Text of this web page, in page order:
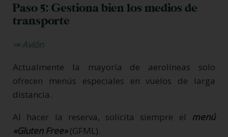
Paso 5: Gestiona bien los medios de
transporte
⇒ Avión
Actualmente la mayoría de aerolíneas solo
ofrecen menús especiales en vuelos de larga
distancia.
Al hacer la reserva, solicita siempre el menú
«Gluten Free»(GFML).